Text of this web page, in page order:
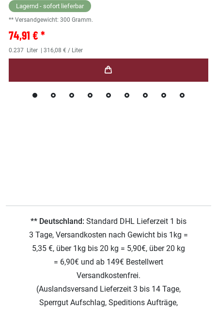
Lagernd - sofort lieferbar
** Versandgewicht: 300 Gramm.
74,91 € *
0.237 Liter | 316,08 € / Liter
** Deutschland: Standard DHL Lieferzeit 1 bis
3 Tage, Versandkosten nach Gewicht bis 1kg =
5,35 €, über 1kg bis 20 kg = 5,90€, über 20 kg
= 6,90€ und ab 149€ Bestellwert
Versandkostenfrei.
(Auslandsversand Lieferzeit 3 bis 14 Tage,
Sperrgut Aufschlag, Speditions Aufträge,